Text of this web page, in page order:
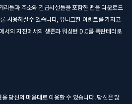
리들과 주소와 긴급시설들을 포함한 맵을 다운로드
사용하실수 있습니다, 유니크한 이벤트를 가지고
서의 지진에서의 생존과 워싱턴 D.C를 폭탄테러로
당신의 마음대로 이용할 수 있습니다. 당신은 많